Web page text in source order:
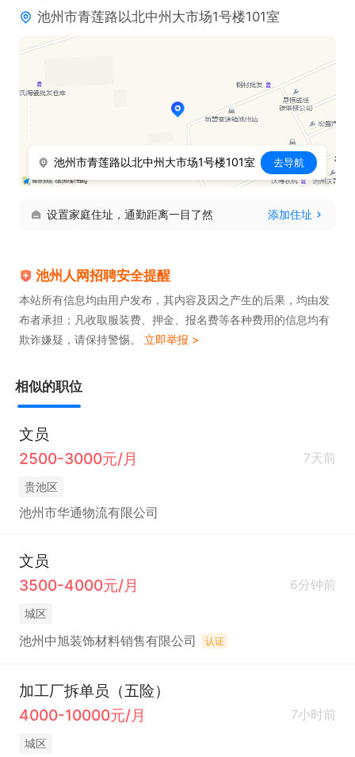
池州市青莲路以北中州大市场1号楼101室
池州市青莲路以北中州大市场1号楼101室 去导航
设置家庭住址，通勤距离一目了然 添加住址
池州人网招聘安全提醒
本站所有信息均由用户发布，其内容及因之产生的后果，均由发
布者承担；凡收取服装费、押金、报名费等各种费用的信息均有
欺诈嫌疑，请保持警惕。 立即举报 >
相似的职位
文员
2500-3000元/月
7天前
贵池区
池州市华通物流有限公司
文员
3500-4000元/月
6分钟前
城区
池州中旭装饰材料销售有限公司 认证
加工厂拆单员（五险）
4000-10000元/月
7小时前
城区